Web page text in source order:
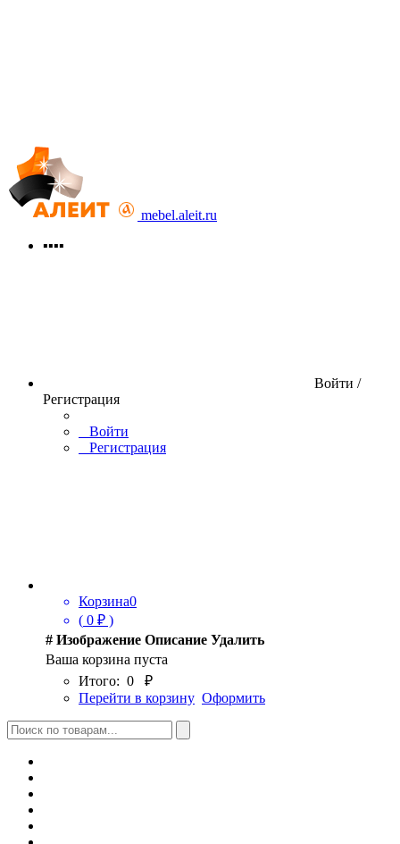
mebel.aleit.ru
▪▪▪▪
Войти /
Регистрация
Войти
Регистрация
Корзина0
( 0 ₽ )
# Изображение Описание Удалить
Ваша корзина пуста
Итого: 0
₽
Перейти в корзину Оформить